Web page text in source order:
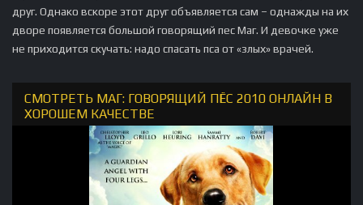
друг. Однако вскоре этот друг объявляется сам – однажды на их
дворе появляется большой говорящий пес Маг. И девочке уже
не приходится скучать: надо спасать пса от «злых» врачей.
СМОТРЕТЬ МАГ: ГОВОРЯЩИЙ ПЁС 2010 ОНЛАЙН В
ХОРОШЕМ КАЧЕСТВЕ